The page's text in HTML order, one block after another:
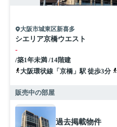
大阪市城東区新喜多
シエリア京橋ウエスト
-
/築1年未満 /14階建
大阪環状線「京橋」駅 徒歩3分
販売中の部屋
過去掲載物件